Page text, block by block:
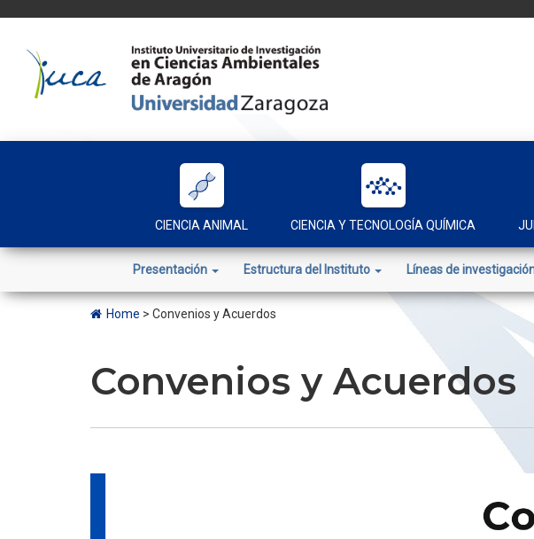
content
CIENCIA ANIMAL CIENCIA Y TECNOLOGÍA QUÍMICA
Presentación Estructura del Instituto Líneas de
Home > Convenios y Acuerdos
Convenios y Acuerdos